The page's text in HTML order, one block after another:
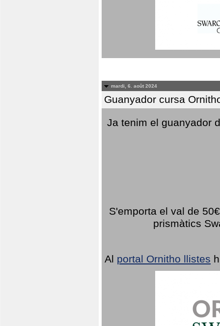
mardi, 6. août 2024
Guanyador cursa
Ja tenim el guanyador
S'emporta el val de
prismàtics
Al portal Ornitho llistes